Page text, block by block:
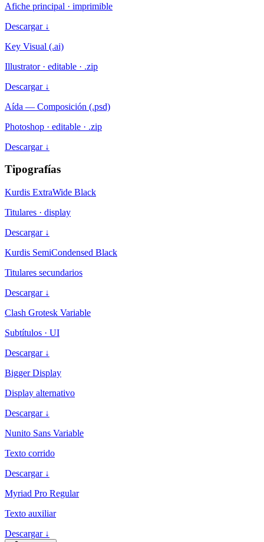
Afiche principal · imprimible
Descargar ↓
Key Visual (.ai)
Illustrator · editable · .zip
Descargar ↓
Aída — Composición (.psd)
Photoshop · editable · .zip
Descargar ↓
Tipografías
Kurdis ExtraWide Black
Titulares · display
Descargar ↓
Kurdis SemiCondensed Black
Titulares secundarios
Descargar ↓
Clash Grotesk Variable
Subtítulos · UI
Descargar ↓
Bigger Display
Display alternativo
Descargar ↓
Nunito Sans Variable
Texto corrido
Descargar ↓
Myriad Pro Regular
Texto auxiliar
Descargar ↓